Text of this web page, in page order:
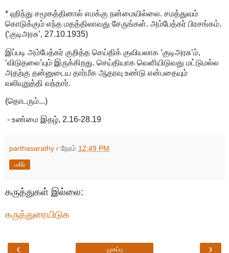
* ஹிந்து சமூகத்தினால் எமக்கு நன்மையில்லை. சமத்துவம்
கொடுக்கும் எந்த மதத்திலாவது சேருங்கள். அம்பேத்கர் பிரசங்கம்.
(‘குடிஅரசு’, 27.10.1935)
இப்படி அம்பேத்கர் குறித்த செய்திக் குவியலாக ‘குடிஅரசு’ம்,
‘விடுதலை’யும் இருக்கிறது. செய்தியாக வெளியிடுவது மட்டுமல்ல
அதற்கு தன்னுடைய தார்மீக ஆதரவு உண்டு என்பதையும்
வலியுறுத்தி வந்தார்.
(தொடரும்...)
- உண்மை இதழ், 2.16-28.19
parthasarathy r நேரம் 12:49 PM
பகிர்
கருத்துகள் இல்லை:
கருத்துரையிடுக
‹ ›
முகப்பு